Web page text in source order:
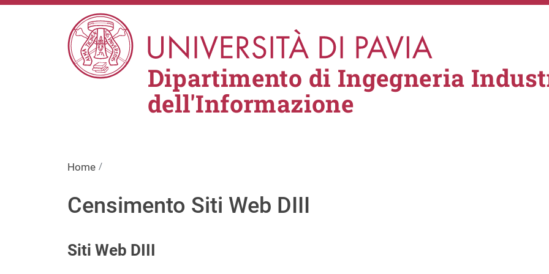
Salta al contenuto principale
Dipartimento di Ingegneria
dell'Informazione
Home
Censimento Siti Web DIII
Siti Web DIII